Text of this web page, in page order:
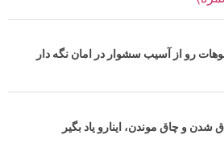
رو از آسیب سشوار در امان نگه دار
و چاق موندن، اینارو یاد بگیر